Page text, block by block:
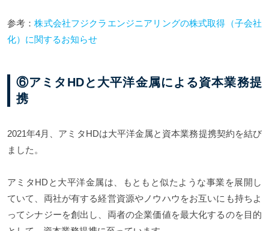
参考：株式会社フジクラエンジニアリングの株式取得（子会社
化）に関するお知らせ
⑥アミタHDと大平洋金属による資本業務提
携
2021年4月、アミタHDは大平洋金属と資本業務提携契約を結び
ました。
アミタHDと大平洋金属は、もともと似たような事業を展開し
ていて、両社が有する経営資源やノウハウをお互いにも持ちよ
ってシナジーを創出し、両者の企業価値を最大化するのを目的